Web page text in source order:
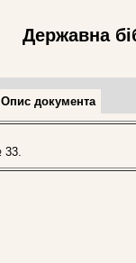
Державна
Опис документа
33.